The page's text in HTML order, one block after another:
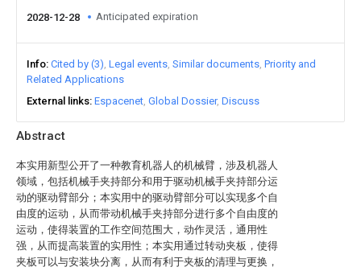
Abstract
本实用新型公开了一种教育机器人的机械臂，涉及机器人
领域，包括机械手夹持部分和用于驱动机械手夹持部分运
动的驱动臂部分；本实用中的驱动臂部分可以实现多个自
由度的运动，从而带动机械手夹持部分进行多个自由度的
运动，使得装置的工作空间范围大，动作灵活，通用性
强，从而提高装置的实用性；本实用通过转动夹板，使得
夹板可以与安装块分离，从而有利于夹板的清理与更换，
2028-12-28 Anticipated expiration
Info Cited by (3) Legal events Similar documents Priority and
Related Applications
External links Espacenet Global Dossier Discuss